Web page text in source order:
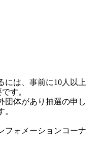
には、事前に10人以上
す。
団体があり抽選の申し
フォメーションコーナ